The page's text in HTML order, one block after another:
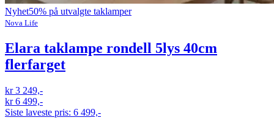
Nyhet50% på utvalgte taklamper
Nova Life
Elara taklampe rondell 5lys 40cm
flerfarget
kr 3 249,-
kr 6 499,-
Siste laveste pris: 6 499,-